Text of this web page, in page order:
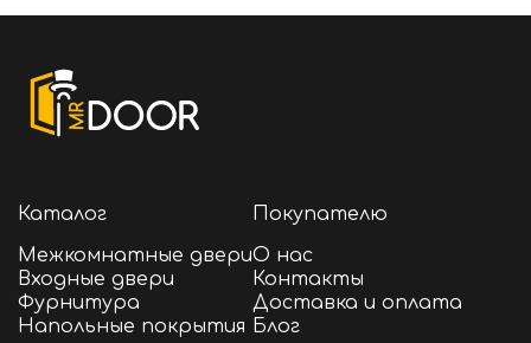
Каталог
Межкомнатные двери
Входные двери
Фурнитура
Напольные покрытия
Покупателю
О нас
Контакты
Доставка и оплата
Блог